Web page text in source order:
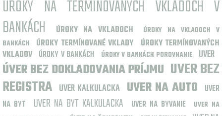
ÚROKY NA TERMÍNOVANÝCH VKLADOCH V
BANKÁCH
ÚROKY NA VKLADOCH
ÚROKY NA VKLADOCH V
BANKÁCH
ÚROKY TERMÍNOVANÉ VKLADY
ÚROKY TERMÍNOVANÝCH
VKLADOV ÚROKY V BANKÁCH ÚROKY V BANKÁCH POROVNANIE UVER
ÚVER BEZ DOKLADOVANIA PRÍJMU UVER BEZ
REGISTRA UVER KALKULACKA UVER NA AUTO
UVER
NA BYT
UVER NA BYT KALKULACKA UVER NA BYVANIE
UVER NA